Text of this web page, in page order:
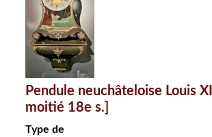
Pendule neuchâteloise Louis
moitié 18e s.]
Type de